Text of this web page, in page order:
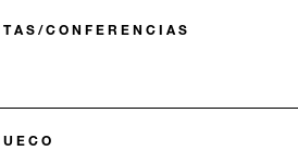
CONFERENCIAS